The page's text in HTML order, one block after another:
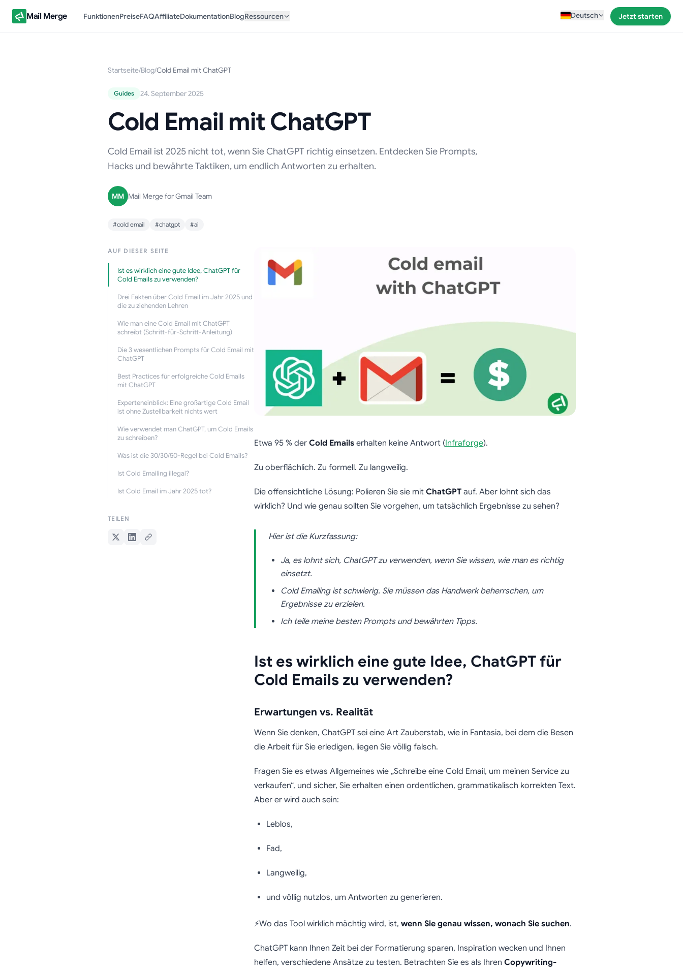
Mail Merge FunktionenPreiseFAQAffiliateDokumentationBlogRessourcen Deutsch Jetzt starten
Startseite/Blog/Cold Email mit ChatGPT
Guides 24. September 2025
Cold Email mit ChatGPT
Cold Email ist 2025 nicht tot, wenn Sie ChatGPT richtig einsetzen. Entdecken Sie Prompts,
Hacks und bewährte Taktiken, um endlich Antworten zu erhalten.
MM Mail Merge for Gmail Team
#cold email #chatgpt #ai
AUF DIESER SEITE
Ist es wirklich eine gute Idee, ChatGPT für
Cold Emails zu verwenden?
Drei Fakten über Cold Email im Jahr 2025 und
die zu ziehenden Lehren
Wie man eine Cold Email mit ChatGPT
schreibt (Schritt-für-Schritt-Anleitung)
Die 3 wesentlichen Prompts für Cold Email mit
ChatGPT
Best Practices für erfolgreiche Cold Emails
mit ChatGPT
Experteneinblick: Eine großartige Cold Email
ist ohne Zustellbarkeit nichts wert
Wie verwendet man ChatGPT, um Cold Emails
zu schreiben?
Was ist die 30/30/50-Regel bei Cold Emails?
Ist Cold Emailing illegal?
Ist Cold Email im Jahr 2025 tot?
TEILEN
Etwa 95 % der Cold Emailserhalten keine Antwort (Infraforge).
Zu oberflächlich. Zu formell. Zu langweilig.
Die offensichtliche Lösung: Polieren Sie sie mit ChatGPTauf. Aber lohnt sich das
wirklich? Und wie genau sollten Sie vorgehen, um tatsächlich Ergebnisse zu sehen?
Hier ist die Kurzfassung:
Ja, es lohnt sich, ChatGPT zu verwenden, wenn Sie wissen, wie man es richtig
einsetzt.
Cold Emailing ist schwierig. Sie müssen das Handwerk beherrschen, um
Ergebnisse zu erzielen.
Ich teile meine besten Prompts und bewährten Tipps.
Ist es wirklich eine gute Idee, ChatGPT für
Cold Emails zu verwenden?
Erwartungen vs. Realität
Wenn Sie denken, ChatGPT sei eine Art Zauberstab, wie in Fantasia, bei dem die Besen
die Arbeit für Sie erledigen, liegen Sie völlig falsch.
Fragen Sie es etwas Allgemeines wie „Schreibe eine Cold Email, um meinen Service zu
verkaufen“, und sicher, Sie erhalten einen ordentlichen, grammatikalisch korrekten Text.
Aber er wird auch sein:
Leblos,
Fad,
Langweilig,
und völlig nutzlos, um Antworten zu generieren.
⚡Wo das Tool wirklich mächtig wird, ist, wenn Sie genau wissen, wonach Sie suchen.
ChatGPT kann Ihnen Zeit bei der Formatierung sparen, Inspiration wecken und Ihnen
helfen, verschiedene Ansätze zu testen. Betrachten Sie es als Ihren Copywriting-